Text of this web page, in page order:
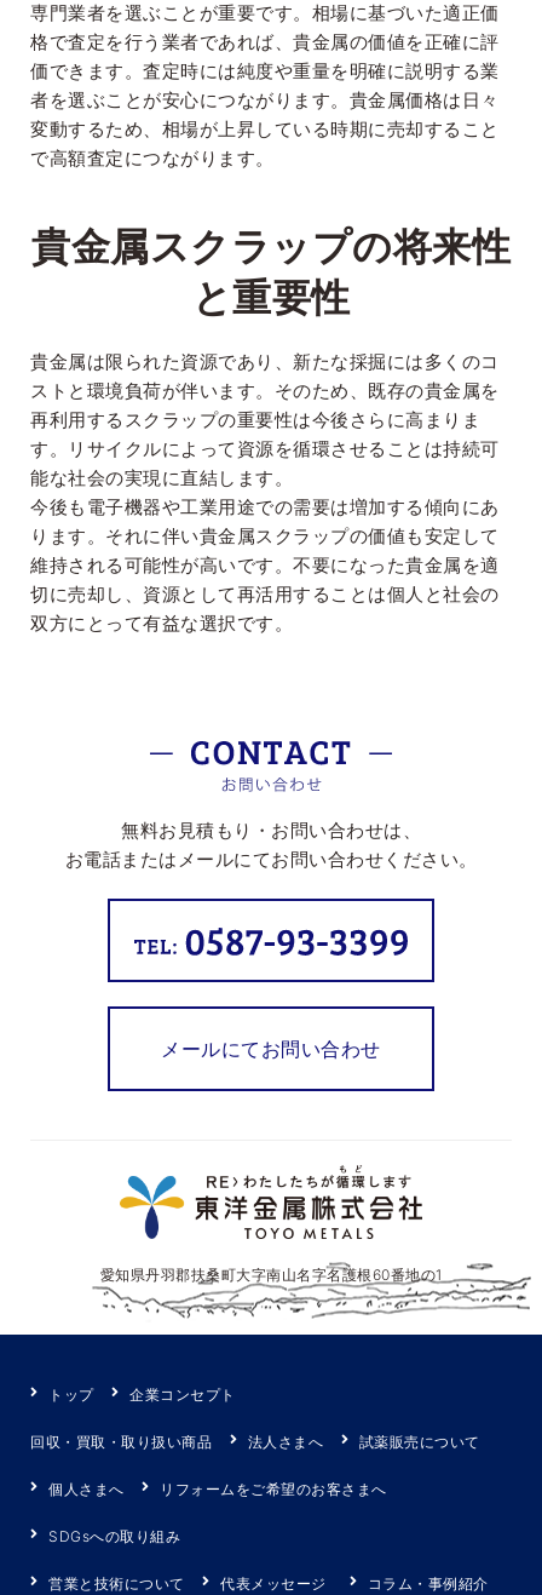
専門業者を選ぶことが重要です。相場に基づいた適正価
格で査定を行う業者であれば、貴金属の価値を正確に評
価できます。査定時には純度や重量を明確に説明する業
者を選ぶことが安心につながります。貴金属価格は日々
変動するため、相場が上昇している時期に売却すること
で高額査定につながります。
貴金属スクラップの将来性
と重要性
貴金属は限られた資源であり、新たな採掘には多くのコ
ストと環境負荷が伴います。そのため、既存の貴金属を
再利用するスクラップの重要性は今後さらに高まりま
す。リサイクルによって資源を循環させることは持続可
能な社会の実現に直結します。
今後も電子機器や工業用途での需要は増加する傾向にあ
ります。それに伴い貴金属スクラップの価値も安定して
維持される可能性が高いです。不要になった貴金属を適
切に売却し、資源として再活用することは個人と社会の
双方にとって有益な選択です。
無料お見積もり・お問い合わせは、
お電話またはメールにてお問い合わせください。
メールにてお問い合わせ
愛知県丹羽郡扶桑町大字南山名字名護根60番地の1
トップ 企業コンセプト
回収・買取・取り扱い商品 法人さまへ 試薬販売について
個人さまへ リフォームをご希望のお客さまへ
SDGsへの取り組み
営業と技術について 代表メッセージ コラム・事例紹介